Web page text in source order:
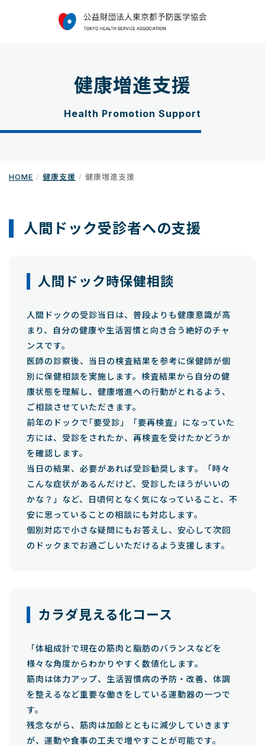
健康増進支援
Health Promotion Support
HOME 健康支援 健康増進支援
人間ドック受診者への支援
人間ドック時保健相談
人間ドックの受診当日は、普段よりも健康意識が高
まり、自分の健康や生活習慣と向き合う絶好のチャ
ンスです。
医師の診察後、当日の検査結果を参考に保健師が個
別に保健相談を実施します。検査結果から自分の健
康状態を理解し、健康増進への行動がとれるよう、
ご相談させていただきます。
前年のドックで｢要受診」「要再検査」になっていた
方には、受診をされたか、再検査を受けたかどうか
を確認します。
当日の結果、必要があれば受診勧奨します。「時々
こんな症状があるんだけど、受診したほうがいいの
かな？」など、日頃何となく気になっていること、不
安に思っていることの相談にも対応します。
個別対応で小さな疑問にもお答えし、安心して次回
のドックまでお過ごしいただけるよう支援します。
カラダ見える化コース
「体組成計で現在の筋肉と脂肪のバランスなどを
様々な角度からわかりやすく数値化します。
筋肉は体力アップ、生活習慣病の予防・改善、体調
を整えるなど重要な働きをしている運動器の一つで
す。
残念ながら、筋肉は加齢とともに減少していきます
が、運動や食事の工夫で増やすことが可能です。